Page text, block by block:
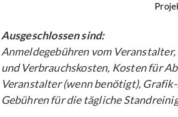
Ausgeschlossen sind:
Anmeldegebühren vom
und Verbrauchskosten, Kosten für
Veranstalter (wenn benötigt),
Gebühren für die tägliche